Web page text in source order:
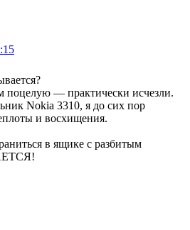
поцелую — практически исчезли.
Nokia 3310, я до сих пор
и восхищения.
в ящике с разбитым